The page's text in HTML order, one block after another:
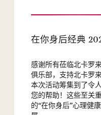
在你身后经典
感谢所有莅临北卡罗
俱乐部，支持北卡罗
本次活动筹集到了令
您的帮助！这些至关
的“在你身后”心理健